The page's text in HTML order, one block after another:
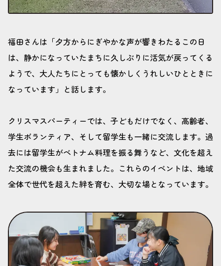
福田さんは「夕方からにぎやかな声が響きわたるこの日
は、静かになっていたまちに久しぶりに活気が戻ってくる
ようで、大人たちにとっても懐かしくうれしいひとときに
なっています」と話します。
クリスマスパーティーでは、子どもだけでなく、高齢者、
学生ボランティア、そして留学生も一緒に交流します。過
去には留学生がベトナム料理を振る舞うなど、文化を超え
た交流の機会も生まれました。これらのイベントは、地域
全体で世代を超えた絆を育む、大切な場となっています。